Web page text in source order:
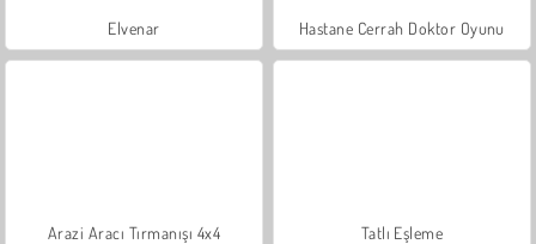
Elvenar Hastane Cerrah Doktor Oyunu
Arazi Aracı Tırmanışı 4x4 Tatlı Eşleme